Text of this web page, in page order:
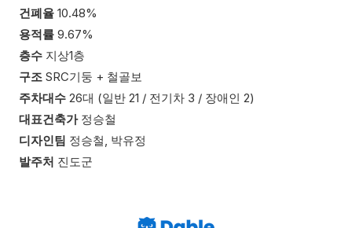
건폐율 10.48%
용적률 9.67%
층수 지상1층
구조 SRC기둥 + 철골보
주차대수 26대 (일반 21 / 전기차 3 / 장애인 2)
대표건축가정승철
디자인팀 정승철, 박유정
발주처 진도군